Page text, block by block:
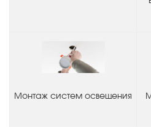
Монтаж систем освещения